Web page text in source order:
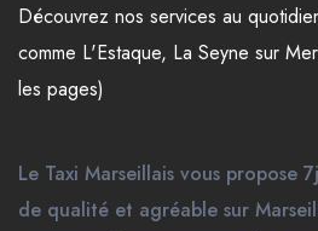
Découvrez nos services au
comme L'Estaque, La Seyne sur Mer
les pages)
Le Taxi Marseillais vous propose
de qualité et agréable sur